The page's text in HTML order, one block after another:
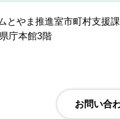
とやま推進室市町村支援課
庁本館3階